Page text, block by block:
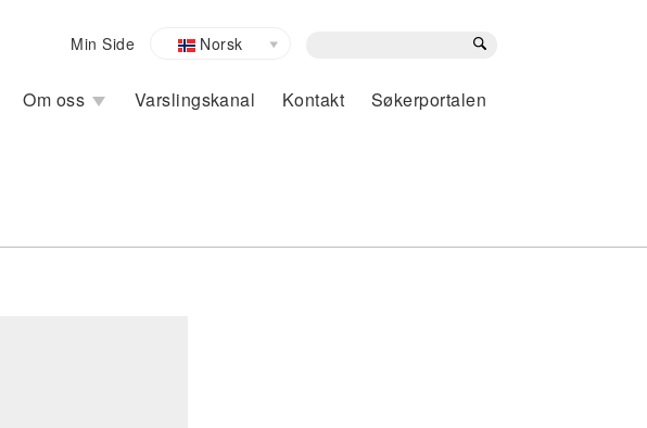
Om oss Varslingskanal Kontakt Søkerportalen
Min Side Norsk